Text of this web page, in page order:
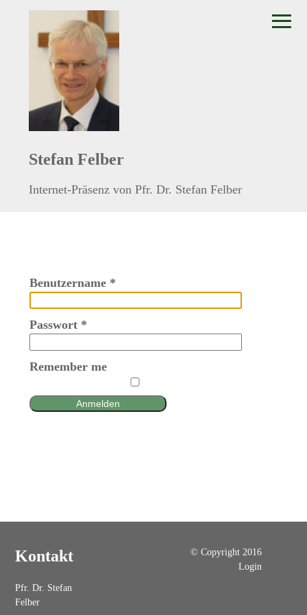
Stefan Felber
Internet-Präsenz von Pfr. Dr. Stefan Felber
Benutzername*
Passwort*
Remember me
Anmelden
Kontakt
Pfr. Dr. Stefan
Felber
© Copyright 2016
Login
≡